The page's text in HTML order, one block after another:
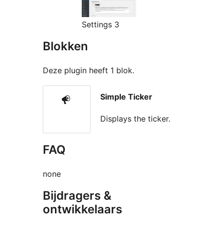
Settings 3
Blokken
Deze plugin heeft 1 blok.
Simple Ticker
Displays the ticker.
FAQ
none
Bijdragers &
ontwikkelaars